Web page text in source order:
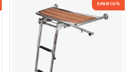
SPAR 10%